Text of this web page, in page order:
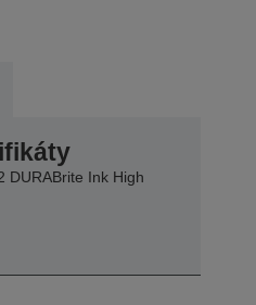
DURABrite Ink High